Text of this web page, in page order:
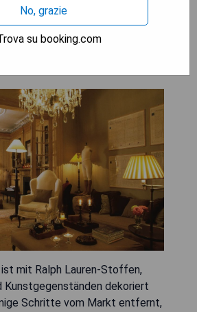
mit Ralph Lauren-Stoffen,
Kunstgegenständen dekoriert
Schritte vom Markt entfernt,
No, grazie
su booking.com